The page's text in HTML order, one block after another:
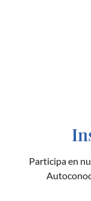
Participa en